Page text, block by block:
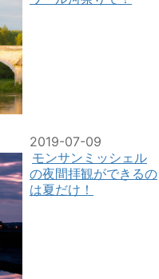
2019-07-09
モンサンミッシェル
の夜間拝観ができるの
は夏だけ！